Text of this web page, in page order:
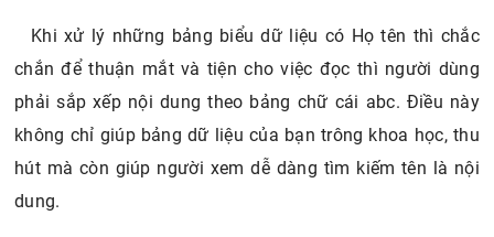
Khi xử lý những bảng biểu dữ liệu có Họ tên thì chắc
chắn để thuận mắt và tiện cho việc đọc thì người dùng
phải sắp xếp nội dung theo bảng chữ cái abc. Điều này
không chỉ giúp bảng dữ liệu của bạn trông khoa học, thu
hút mà còn giúp người xem dễ dàng tìm kiếm tên là nội
dung.